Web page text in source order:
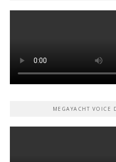
MEGAYACHT VOICE